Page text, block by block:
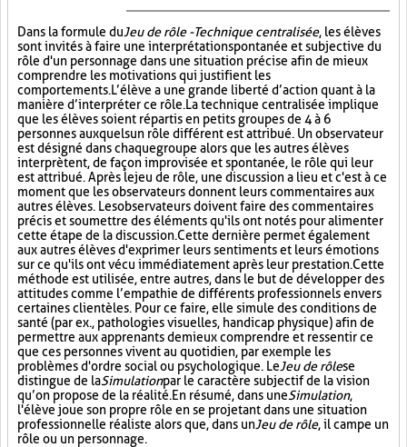
Dans la formule duJeu de rôle - Technique centralisée, les élèves
sont invités à faire une interprétation spontanée et subjective du
rôle d'un personnage dans une situation précise afin de mieux
comprendre les motivations qui justifient les
comportements. L’élève a une grande liberté d’action quant à la
manière d’interpréter ce rôle. La technique centralisée implique
que les élèves soient répartis en petits groupes de 4 à 6
personnes auxquels un rôle différent est attribué. Un observateur
est désigné dans chaque groupe alors que les autres élèves
interprètent, de façon improvisée et spontanée, le rôle qui leur
est attribué. Après le jeu de rôle, une discussion a lieu et c'est à ce
moment que les observateurs donnent leurs commentaires aux
autres élèves. Les observateurs doivent faire des commentaires
précis et soumettre des éléments qu'ils ont notés pour alimenter
cette étape de la discussion. Cette dernière permet également
aux autres élèves d'exprimer leurs sentiments et leurs émotions
sur ce qu'ils ont vécu immédiatement après leur prestation. Cette
méthode est utilisée, entre autres, dans le but de développer des
attitudes comme l’empathie de différents professionnels envers
certaines clientèles. Pour ce faire, elle simule des conditions de
santé (par ex., pathologies visuelles, handicap physique) afin de
permettre aux apprenants de mieux comprendre et ressentir ce
que ces personnes vivent au quotidien, par exemple les
problèmes d'ordre social ou psychologique. LeJeu de rôlese
distingue de laSimulationpar le caractère subjectif de la vision
qu’on propose de la réalité. En résumé, dans uneSimulation,
l'élève joue son propre rôle en se projetant dans une situation
professionnelle réaliste alors que, dans unJeu de rôle, il campe un
rôle ou un personnage.